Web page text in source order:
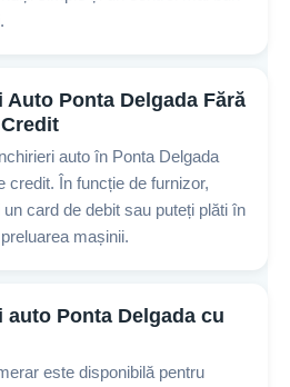
Auto Ponta Delgada Fără
auto în Ponta Delgada
credit. În funcție de furnizor,
un card de debit sau puteți plăti în
mașinii.
auto Ponta Delgada cu
este disponibilă pentru